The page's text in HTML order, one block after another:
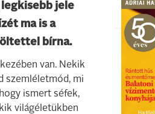
jele
ma is a
bírna.
van. Nekik
szemléletmód, mi
ismert séfek,
világéletükben